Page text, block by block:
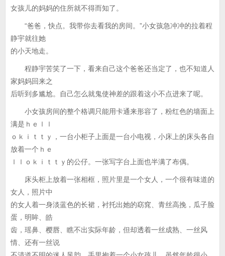
女孩儿的妈妈的住所就不得而知了。
“爸爸，快点。我带你去看我的房间。”小女孩急冲冲的拉着程
静宇就往她
的小天地走。
程静宇苦笑了一下，看来自己这个爸爸还当定了，也不知道人
家妈妈回来之
后听到多尴尬。自己怎么就鬼使神差的跟着这小不点进来了呢。
小女孩房间的整个格调只能用卡通来形容了，粉红色的墙面上
满是ｈｅｌｌ
ｏｋｉｔｔｙ，一台小柜子上面是一台小电视，小床上的床头各自
放着一个ｈｅ
ｌｌｏｋｉｔｔｙ的公仔。一张写字台上面也半满了布偶。
床头柜上放着一张相框，照片里是一个女人，一个很有味道的
女人，照片中
的女人着一身淡蓝色的长裙，衬托出她的窈窕、青丝高挽，瓜子脸
蛋，明眸、皓
齿，瑶鼻、樱唇、瞧不出实际年龄，但却透着一丝成熟、一丝风
情、还有一丝说